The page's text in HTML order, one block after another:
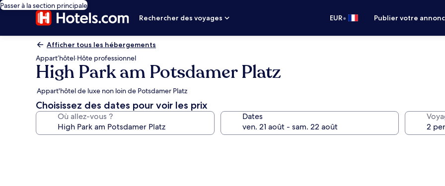
Passer à la section principale
Rechercher des voyages
EUR• Publier votre
Afficher tous les hébergements
Appart’hôtel·Hôte professionnel
High Park am Potsdamer Platz
Appart'hôtel de luxe non loin de Potsdamer Platz
Choisissez des dates pour voir les prix
Où allez-vous ? Dates